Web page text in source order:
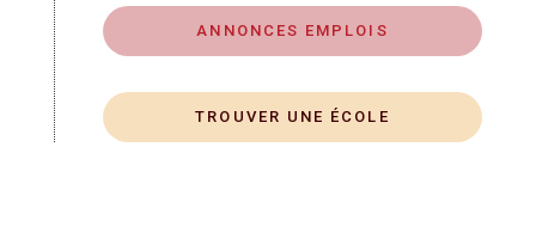
ANNONCES EMPLOIS
TROUVER UNE ÉCOLE